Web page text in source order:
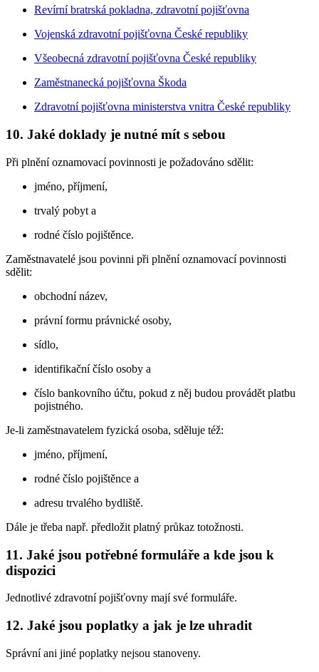
Revírní bratrská pokladna, zdravotní pojišťovna
Vojenská zdravotní pojišťovna České republiky
Všeobecná zdravotní pojišťovna České republiky
Zaměstnanecká pojišťovna Škoda
Zdravotní pojišťovna ministerstva vnitra České republiky
10. Jaké doklady je nutné mít s sebou
Při plnění oznamovací povinnosti je požadováno sdělit:
jméno, příjmení,
trvalý pobyt a
rodné číslo pojištěnce.
Zaměstnavatelé jsou povinni při plnění oznamovací povinnosti
sdělit:
obchodní název,
právní formu právnické osoby,
sídlo,
identifikační číslo osoby a
číslo bankovního účtu, pokud z něj budou provádět platbu
pojistného.
Je-li zaměstnavatelem fyzická osoba, sděluje též:
jméno, příjmení,
rodné číslo pojištěnce a
adresu trvalého bydliště.
Dále je třeba např. předložit platný průkaz totožnosti.
11. Jaké jsou potřebné formuláře a kde jsou k
dispozici
Jednotlivé zdravotní pojišťovny mají své formuláře.
12. Jaké jsou poplatky a jak je lze uhradit
Správní ani jiné poplatky nejsou stanoveny.